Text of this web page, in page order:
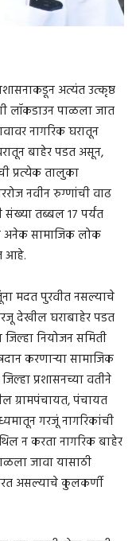
अत्यंत उत्कृष्ठ
लॉकडाउन पाळला जात
नागरिक घरातून
बाहेर पडत असून,
प्रत्येक तालुका
नवीन रुग्णांची वाढ
संख्या तब्बल १७ पर्यंत
अनेक सामाजिक लोक
आहे.
मदत पुरवीत नसल्याचे
देखील घराबाहेर पडत
नियोजन समिती
करणाऱ्या सामाजिक
प्रशासनच्या वतीने
ग्रामपंचायत, पंचायत
गरजूं नागरिकांची
न करता नागरिक बाहेर
जावा यासाठी
असल्याचे कुलकर्णी